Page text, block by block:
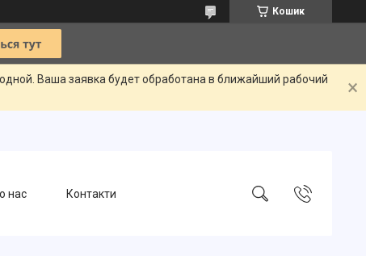
Кошик
Ваша заявка будет обработана в ближайший рабочий
нас Контакти